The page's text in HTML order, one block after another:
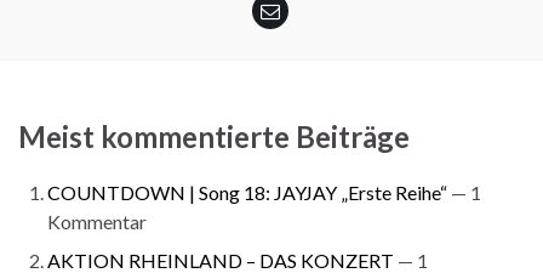
Meist kommentierte Beiträge
COUNTDOWN | Song 18: JAYJAY „Erste Reihe“ — 1
Kommentar
AKTION RHEINLAND – DAS KONZERT — 1